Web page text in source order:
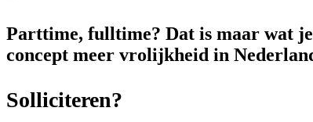
Parttime, fulltime? Dat is maar wat
concept meer vrolijkheid in
Solliciteren?